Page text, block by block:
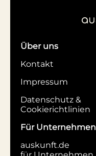
Über uns
Kontakt
Impressum
Datenschutz &
Cookierichtlinien
Für Unternehmen
auskunft.de